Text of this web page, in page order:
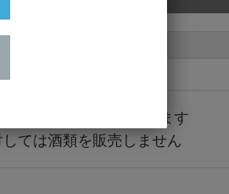
必須
は法律で禁止されています
ては酒類を販売しません